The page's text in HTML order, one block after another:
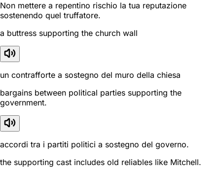
Non mettere a repentino rischio la tua reputazione
sostenendo quel truffatore.
a buttress supporting the church wall
un contrafforte a sostegno del muro della chiesa
bargains between political parties supporting the
government.
accordi tra i partiti politici a sostegno del governo.
the supporting cast includes old reliables like Mitchell.